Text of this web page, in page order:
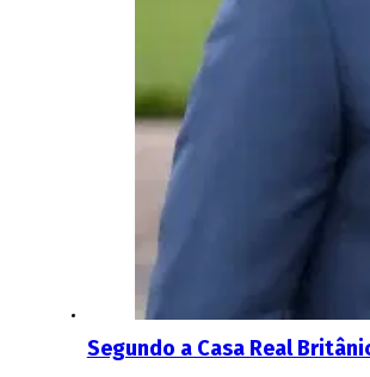
Segundo a Casa Real